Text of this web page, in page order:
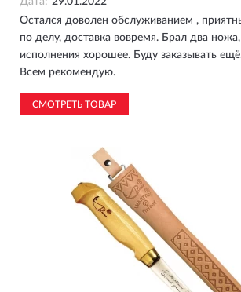
Остался доволен обслуживанием ,
по делу, доставка вовремя. Брал два ножа,
исполнения хорошее. Буду заказывать
Всем рекомендую.
СМОТРЕТЬ ТОВАР